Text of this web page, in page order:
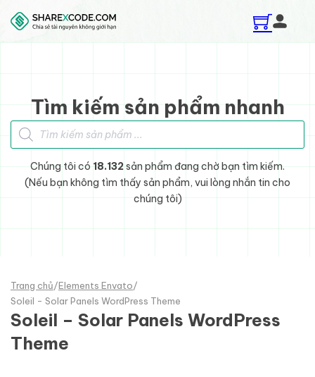
Skip to main content
Skip to footer
Tìm kiếm sản phẩm nhanh
Tìm kiếm sản phẩm
Chúng tôi có 18.132sản phẩm đang chờ bạn tìm kiếm.
(Nếu bạn không tìm thấy sản phẩm, vui lòng nhắn tin cho
chúng tôi)
Trang chủ/Elements Envato/
Soleil - Solar Panels WordPress Theme
Soleil – Solar Panels WordPress
Theme